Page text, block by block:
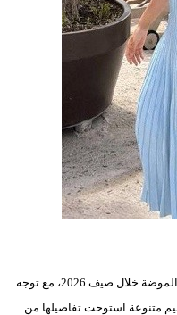
مدوَّنات
سيارات
نفسه كأحد أبرز اتجاهات الموضة خلال صيف 2026، مع توجه
متنوعة استوحت تفاصيلها من